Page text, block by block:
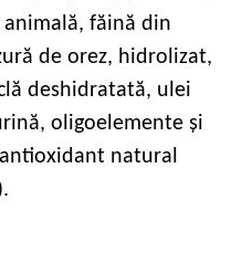
făină din
de orez, hidrolizat,
deshidratată, ulei
oligoelemente și
natural